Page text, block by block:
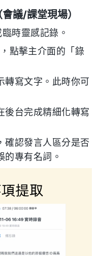
議/課堂現場）
時靈感記錄。
點擊主介面的「錄
轉寫文字。此時你可
後台完成精細化轉寫
確認發言人區分是否
的專有名詞。